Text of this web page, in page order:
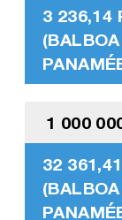
3 236,14
(BALBOA
1 000
32
(BALBOA